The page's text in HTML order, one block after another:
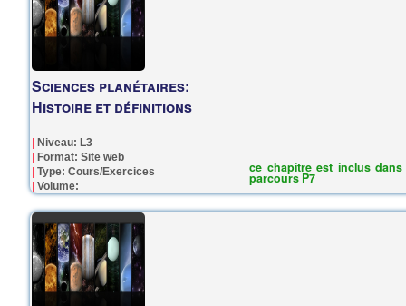
Sciences planétaires:
Histoire et définitions
Niveau: L3
Format: Site web
Type: Cours/Exercices
Volume:
ce chapitre est inclus dans
parcours P7